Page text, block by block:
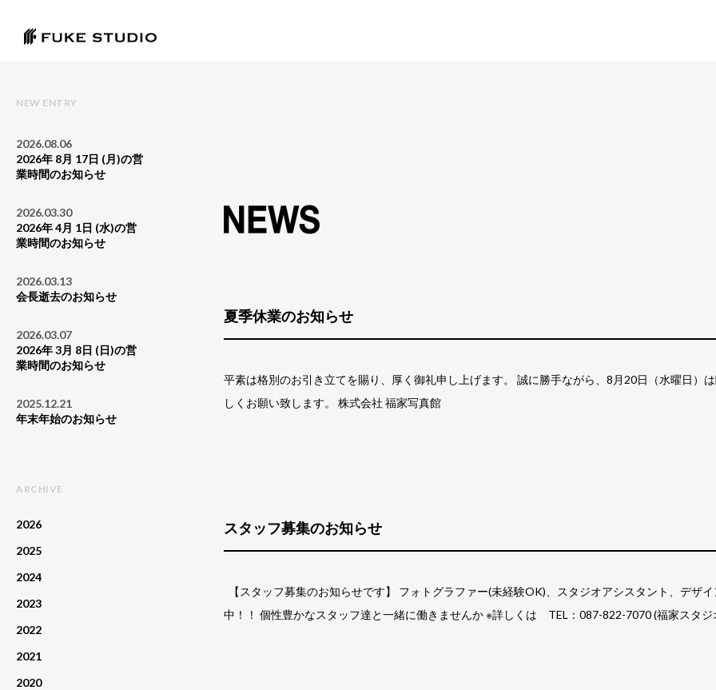
夏季休業のお知らせ
平素は格別のお引き立てを賜り、厚く御礼申し上げます。 誠に勝手ながら、8月20日（水曜日）
しくお願い致します。 株式会社 福家写真館
スタッフ募集のお知らせ
【スタッフ募集のお知らせです】 フォトグラファー(未経験OK)、スタジオアシスタント、デザ
中！！ 個性豊かなスタッフ達と一緒に働きませんか ※詳しくは TEL：087-822-7070 (福家スタジ
NEW ENTRY
2026.08.06
2026年 8月 17日 (月)の営
業時間のお知らせ
2026.03.30
2026年 4月 1日 (水)の営
業時間のお知らせ
2026.03.13
会長逝去のお知らせ
2026.03.07
2026年 3月 8日 (日)の営
業時間のお知らせ
2025.12.21
年末年始のお知らせ
ARCHIVE
2026
2025
2024
2023
2022
2021
2020